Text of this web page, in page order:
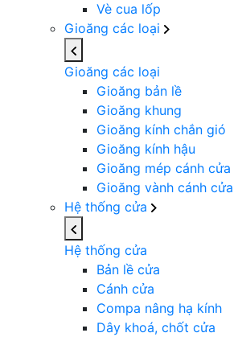
Vè cua lốp
Gioăng các loại
Gioăng các loại
Gioăng bản lề
Gioăng khung
Gioăng kính chắn gió
Gioăng kính hậu
Gioăng mép cánh cửa
Gioăng vành cánh cửa
Hệ thống cửa
Hệ thống cửa
Bản lề cửa
Cánh cửa
Compa nâng hạ kính
Dây khoá, chốt cửa